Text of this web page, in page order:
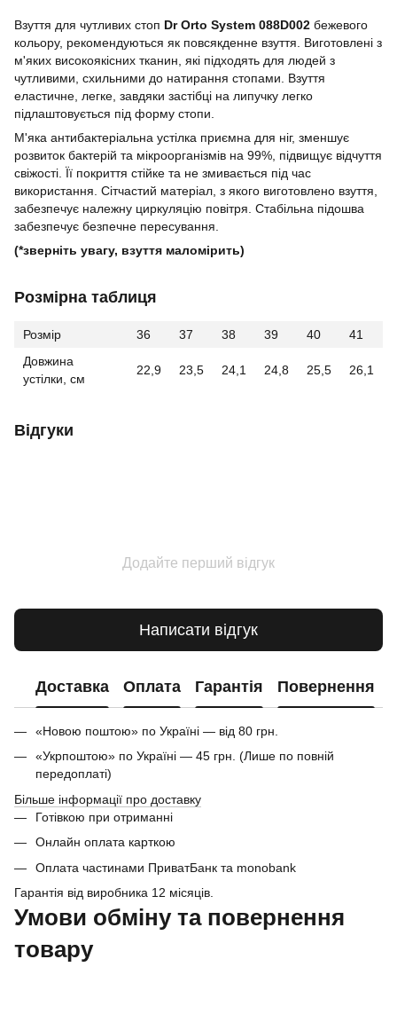
Взуття для чутливих стоп Dr Orto System 088D002 бежевого
кольору, рекомендуються як повсякденне взуття. Виготовлені з
м'яких високоякісних тканин, які підходять для людей з
чутливими, схильними до натирання стопами. Взуття
еластичне, легке, завдяки застібці на липучку легко
підлаштовується під форму стопи.
М'яка антибактеріальна устілка приємна для ніг, зменшує
розвиток бактерій та мікроорганізмів на 99%, підвищує відчуття
свіжості. Її покриття стійке та не змивається під час
використання. Сітчастий матеріал, з якого виготовлено взуття,
забезпечує належну циркуляцію повітря. Стабільна підошва
забезпечує безпечне пересування.
(*зверніть увагу, взуття маломірить)
Розмірна таблиця
Розмір 36 37 38 39 40
41
Довжина
устілки, см
22,9 23,5 24,1 24,8 25,5 26,1
Відгуки
Додайте перший відгук
Написати відгук
Доставка Оплата Гарантія Повернення
«Новою поштою» по Україні — від 80 грн.
«Укрпоштою» по Україні — 45 грн. (Лише по повній
передоплаті)
Більше інформації про доставку
Готівкою при отриманні
Онлайн оплата карткою
Оплата частинами ПриватБанк та monobank
Гарантія від виробника 12 місяців.
Умови обміну та повернення
товару